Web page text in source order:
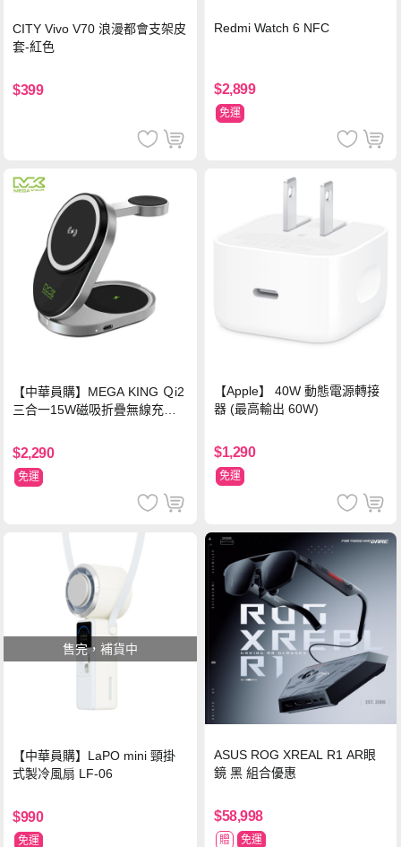
CITY Vivo V70 浪漫都會支架皮
套-紅色
$399
Redmi Watch 6 NFC
$2,899
免運
【中華員購】MEGA KING Ｑi2
三合一15W磁吸折疊無線充電
$2,290
免運
【Apple】 40W 動態電源轉接
器 (最高輸出 60W)
$1,290
免運
售完，補貨中
【中華員購】LaPO mini 頸掛
式製冷風扇 LF-06
$990
免運
ASUS ROG XREAL R1 AR眼
鏡 黑 組合優惠
$58,998
贈 免運